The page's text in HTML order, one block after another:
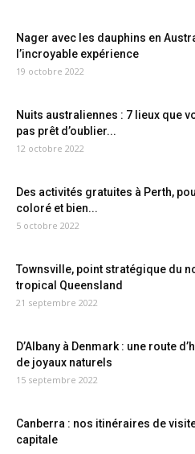
Nager avec les dauphins en
l’incroyable expérience
19 octobre 2022
Nuits australiennes : 7 lieux que
pas prêt d’oublier...
12 octobre 2022
Des activités gratuites à Perth,
coloré et bien...
5 octobre 2022
Townsville, point stratégique du
tropical Queensland
21 septembre 2022
D’Albany à Denmark : une route
de joyaux naturels
15 septembre 2022
Canberra : nos itinéraires de
capitale